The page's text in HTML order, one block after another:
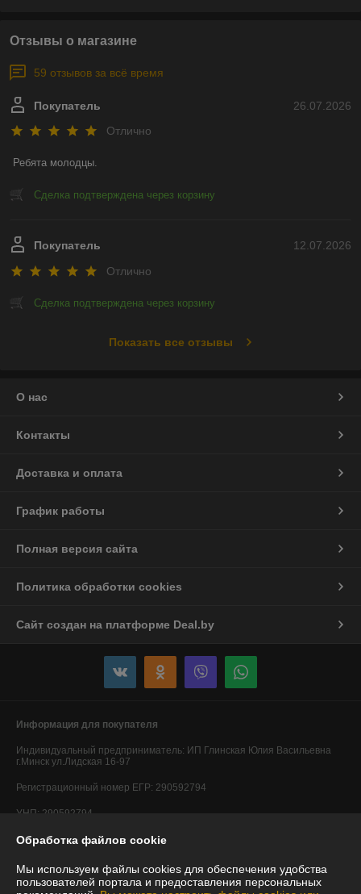
Отзывы о магазине
59 отзывов за всё время
26.07.2026
Покупатель
Отлично
Ребята молодцы.
Сделка подтверждена через корзину
12.07.2026
Покупатель
Отлично
Сделка подтверждена через корзину
Показать все отзывы
О нас
Контакты
Доставка и оплата
График работы
Полная версия сайта
Политика обработки cookies
Сайт создан на платформе Deal.by
Информация для покупателя
Индивидуальный предприниматель: ИП Глинская Юлия Васильевна
г.Минск ул.Лидская 16-97
Регистрационный номер ЕГР: 290592794
УНП: 290592794
Регистрационный орган: Минский горисполком
Дата регистрации компании: 20.05.2014
Ссылка на свидетельство/лицензию
Обработка файлов cookie
Мы используем файлы cookies для обеспечения удобства
пользователей портала и предоставления персональных